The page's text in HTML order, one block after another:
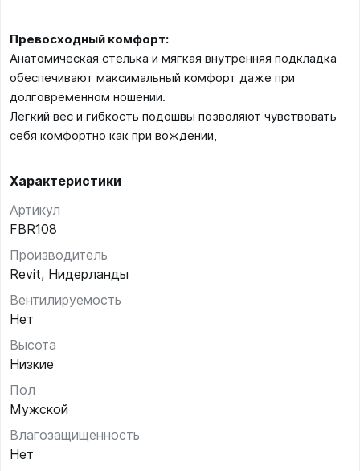
Превосходный комфорт:
Анатомическая стелька и мягкая внутренняя подкладка
обеспечивают максимальный комфорт даже при
долговременном ношении.
Легкий вес и гибкость подошвы позволяют чувствовать
себя комфортно как при вождении,
Характеристики
Артикул
FBR108
Производитель
Revit, Нидерланды
Вентилируемость
Нет
Высота
Низкие
Пол
Мужской
Влагозащищенность
Нет